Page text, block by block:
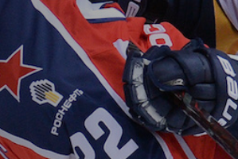
Амур
Салават Юлаев
Сибирь